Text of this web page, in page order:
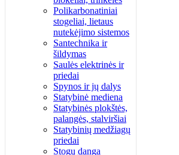
Polikarbonatiniai
stogeliai, lietaus
nutekėjimo sistemos
Santechnika ir
šildymas
Saulės elektrinės ir
priedai
Spynos ir jų dalys
Statybinė mediena
Statybinės plokštės,
palangės, stalviršiai
Statybinių medžiagų
priedai
Stogų danga